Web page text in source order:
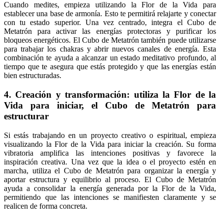
Cuando medites, empieza utilizando la Flor de la Vida para
establecer una base de armonía. Esto te permitirá relajarte y conectar
con tu estado superior. Una vez centrado, integra el Cubo de
Metatrón para activar las energías protectoras y purificar los
bloqueos energéticos. El Cubo de Metatrón también puede utilizarse
para trabajar los chakras y abrir nuevos canales de energía. Esta
combinación te ayuda a alcanzar un estado meditativo profundo, al
tiempo que te asegura que estás protegido y que las energías están
bien estructuradas.
4. Creación y transformación: utiliza la Flor de la
Vida para iniciar, el Cubo de Metatrón para
estructurar
Si estás trabajando en un proyecto creativo o espiritual, empieza
visualizando la Flor de la Vida para iniciar la creación. Su forma
vibratoria amplifica las intenciones positivas y favorece la
inspiración creativa. Una vez que la idea o el proyecto estén en
marcha, utiliza el Cubo de Metatrón para organizar la energía y
aportar estructura y equilibrio al proceso. El Cubo de Metatrón
ayuda a consolidar la energía generada por la Flor de la Vida,
permitiendo que las intenciones se manifiesten claramente y se
realicen de forma concreta.